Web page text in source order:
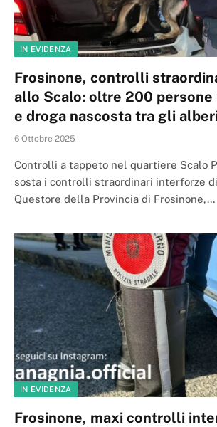
IN EVIDENZA
Frosinone, controlli
allo Scalo: oltre 200
e droga nascosta tra gli alberi
6 Ottobre 2025
Controlli a tappeto nel quartiere Scalo
sosta i controlli straordinari interforze
Questore della Provincia di Frosinone,…
IN EVIDENZA
Frosinone, maxi controlli